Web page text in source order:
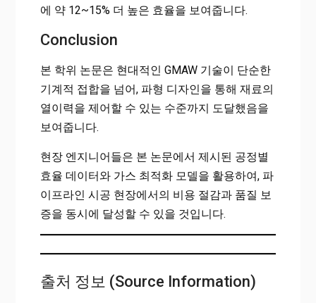
에 약 12~15% 더 높은 효율을 보여줍니다.
Conclusion
본 학위 논문은 현대적인 GMAW 기술이 단순한
기계적 접합을 넘어, 파형 디자인을 통해 재료의
열이력을 제어할 수 있는 수준까지 도달했음을
보여줍니다.
현장 엔지니어들은 본 논문에서 제시된 공정별
효율 데이터와 가스 최적화 모델을 활용하여, 파
이프라인 시공 현장에서의 비용 절감과 품질 보
증을 동시에 달성할 수 있을 것입니다.
출처 정보 (Source Information)